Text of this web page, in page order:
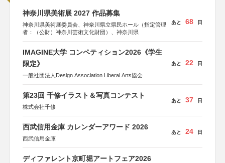
神奈川県美術展 2027 作品募集
神奈川県美術展委員会、神奈川県立県民ホール（指定管理
者：（公財）神奈川芸術文化財団）、神奈川県
あと 68 日
IMAGINE大学 コンペティション2026《学生
限定》
一般社団法人Design Association Liberal Arts協会
あと 22 日
第23回 千修イラスト＆写真コンテスト
株式会社千修
あと 37 日
西武信用金庫 カレンダーアワード 2026
西武信用金庫
あと 24 日
ディファレント京町堀アートフェア2026